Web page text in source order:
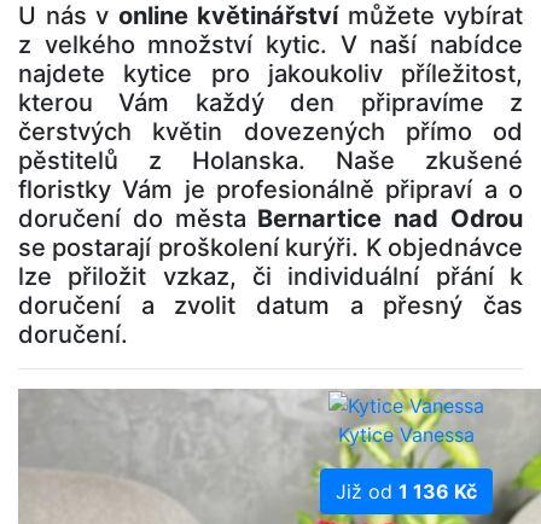
U nás v online květinářstvímůžete vybírat
z velkého množství kytic. V naší nabídce
najdete kytice pro jakoukoliv příležitost,
kterou Vám každý den připravíme z
čerstvých květin dovezených přímo od
pěstitelů z Holanska. Naše zkušené
floristky Vám je profesionálně připraví a o
doručení do města Bernartice nad Odrou
se postarají proškolení kurýři. K objednávce
lze přiložit vzkaz, či individuální přání k
doručení a zvolit datum a přesný čas
doručení.
Kytice Vanessa
Již od 1 136 Kč